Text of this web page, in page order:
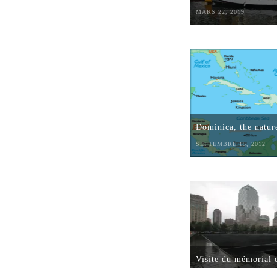
MARS 22, 2019
Dominica, the
SEPTEMBRE 15, 2012
Visite du mémorial